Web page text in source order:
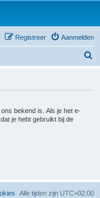
Aanmelden
Registreer
bekend is. Als je het e-
je hebt gebruikt bij de
Alle tijden zijn UTC+02:00